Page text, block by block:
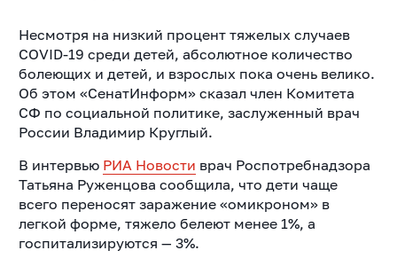
Несмотря на низкий процент тяжелых случаев
COVID-19 среди детей, абсолютное количество
болеющих и детей, и взрослых пока очень велико.
Об этом «СенатИнформ» сказал член Комитета
СФ по социальной политике, заслуженный врач
России Владимир Круглый.
В интервью РИА Новости врач Роспотребнадзора
Татьяна Руженцова сообщила, что дети чаще
всего переносят заражение «омикроном» в
легкой форме, тяжело белеют менее 1%, а
госпитализируются — 3%.